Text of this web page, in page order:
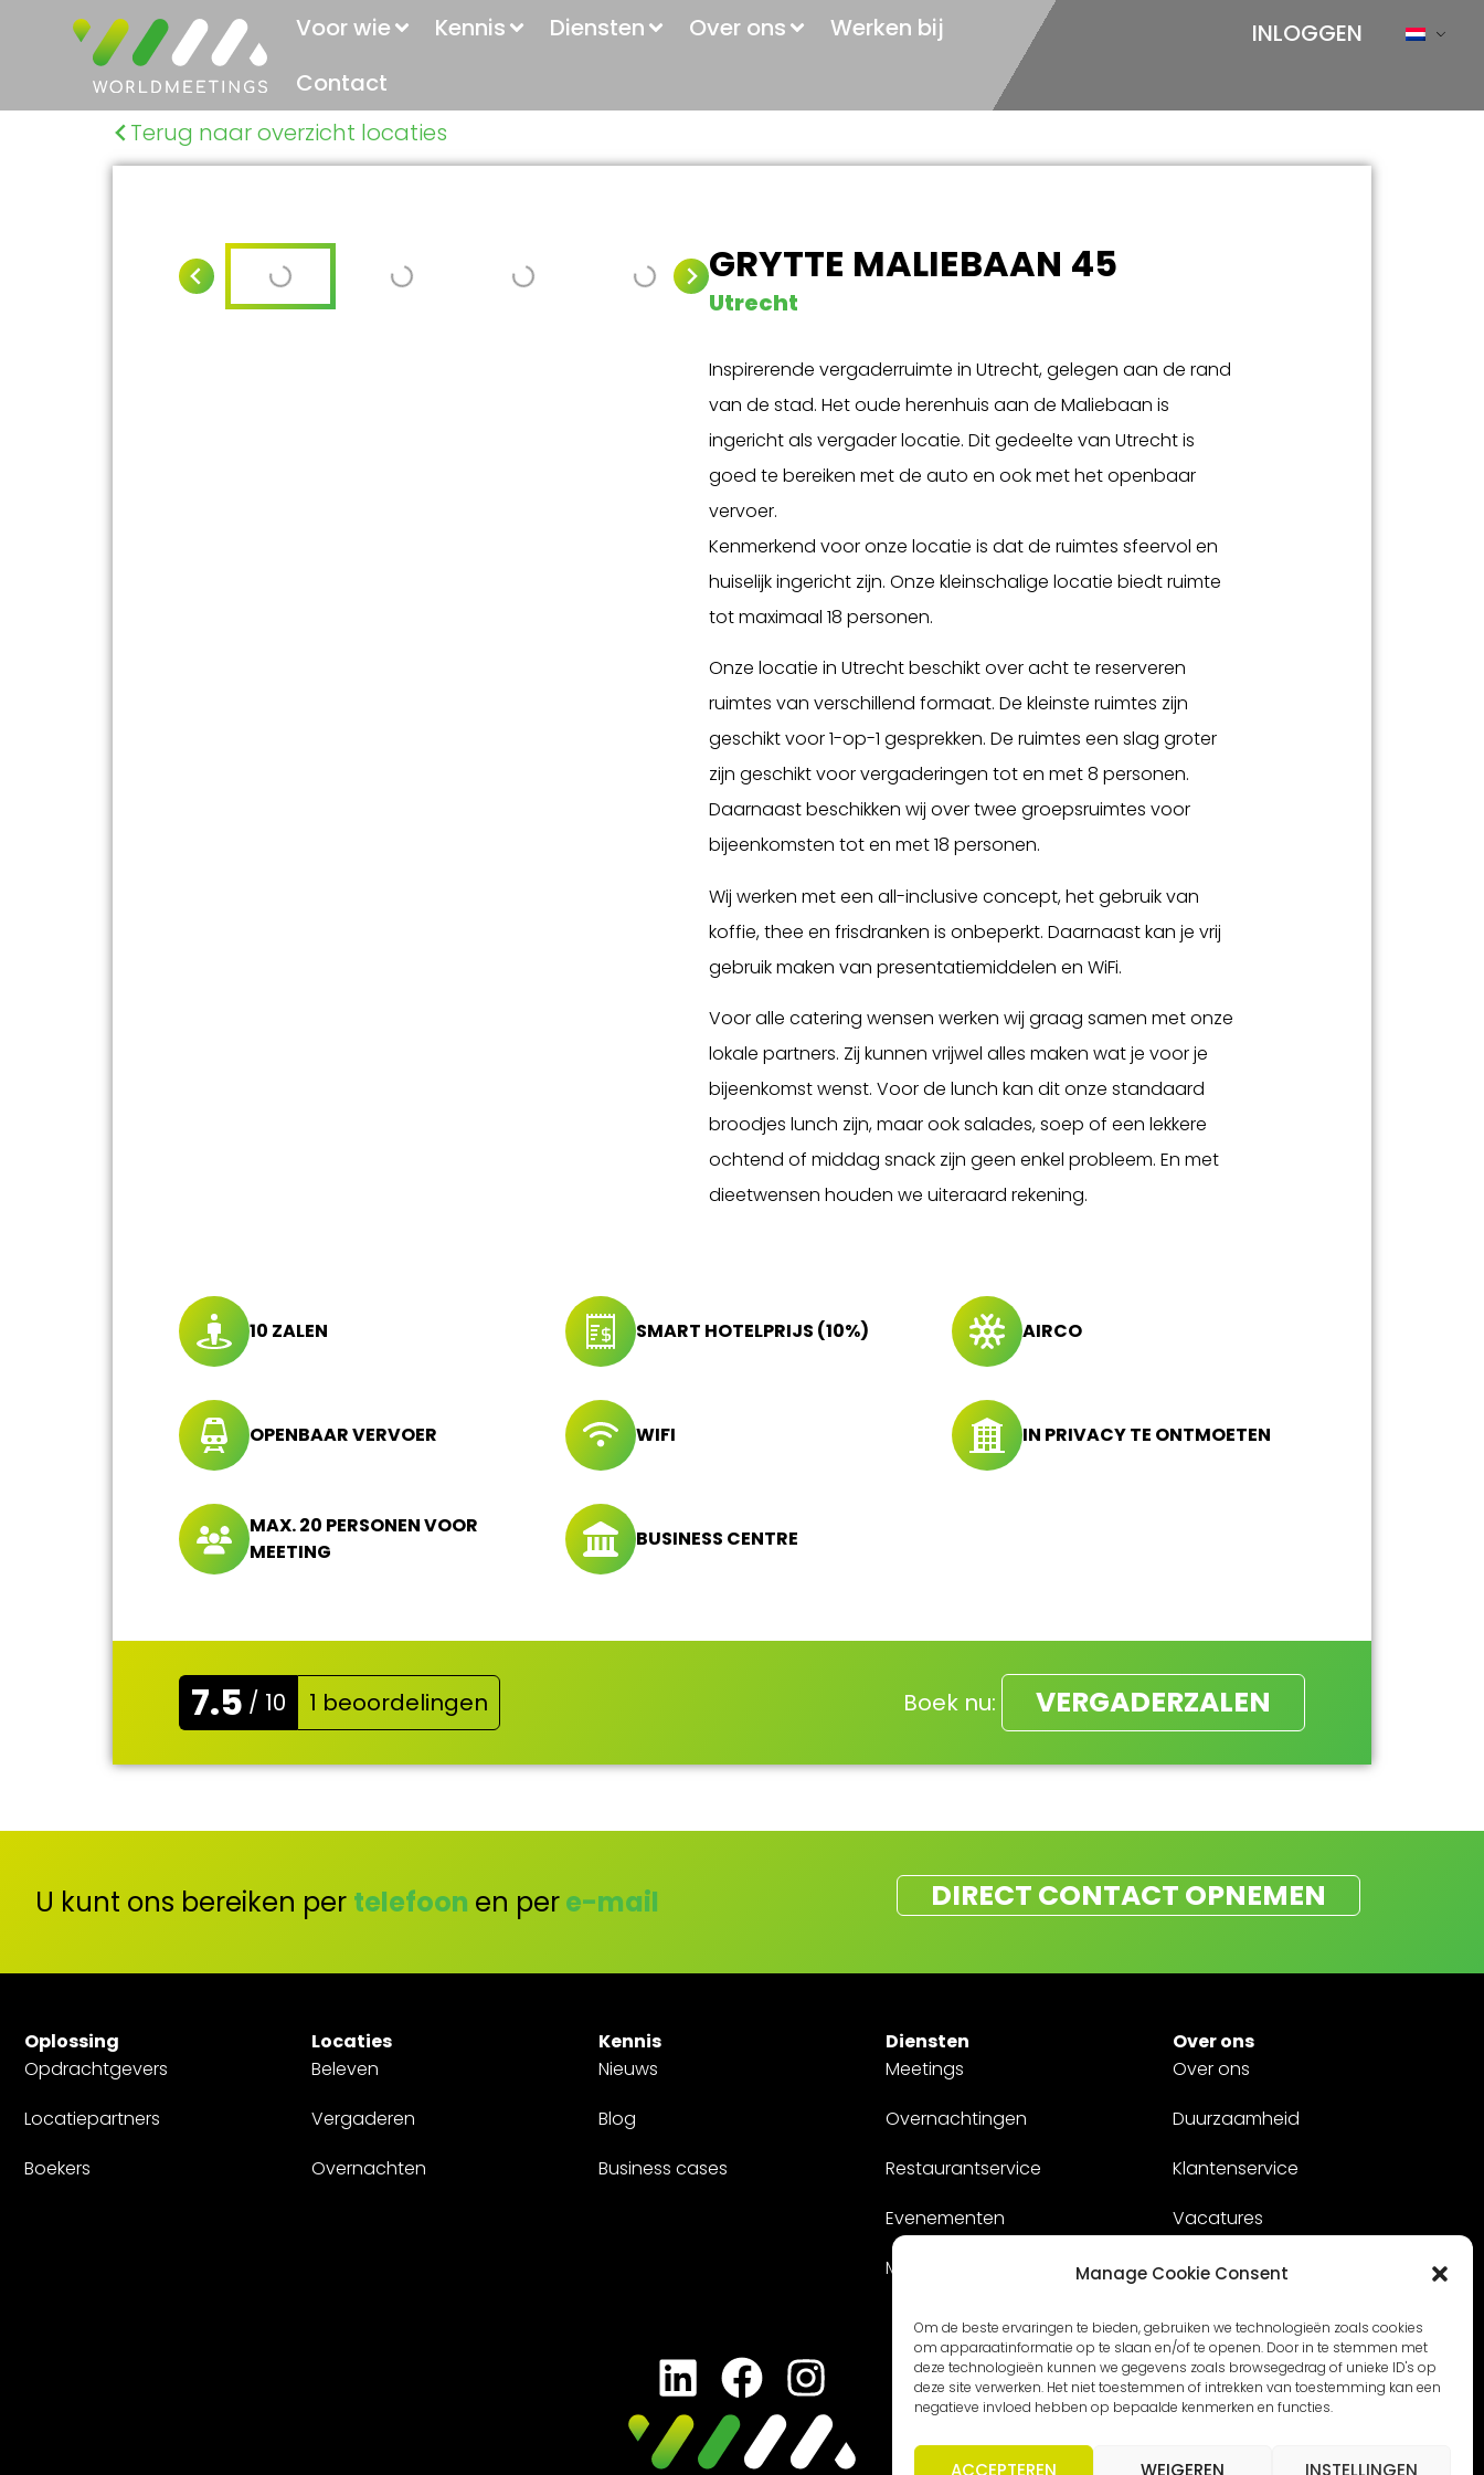
Manage Cookie Consent
Om de beste ervaringen te bieden, gebruiken we technologieën zoals cookies
om apparaatinformatie op te slaan en/of te openen. Door in te stemmen met
deze technologieën kunnen we gegevens zoals browsegedrag of unieke ID's op
deze site verwerken. Het niet toestemmen of intrekken van toestemming kan een
negatieve invloed hebben op bepaalde kenmerken en functies.
ACCEPTEREN WEIGEREN INSTELLINGEN
INLOGGEN
Voor wie Kennis Diensten Over ons
Werken bij
Contact
Terug naar overzicht locaties
GRYTTE MALIEBAAN 45
Utrecht
Inspirerende vergaderruimte in Utrecht, gelegen aan de rand
van de stad. Het oude herenhuis aan de Maliebaan is
ingericht als vergader locatie. Dit gedeelte van Utrecht is
goed te bereiken met de auto en ook met het openbaar
vervoer.
Kenmerkend voor onze locatie is dat de ruimtes sfeervol en
huiselijk ingericht zijn. Onze kleinschalige locatie biedt ruimte
tot maximaal 18 personen.
Onze locatie in Utrecht beschikt over acht te reserveren
ruimtes van verschillend formaat. De kleinste ruimtes zijn
geschikt voor 1-op-1 gesprekken. De ruimtes een slag groter
zijn geschikt voor vergaderingen tot en met 8 personen.
Daarnaast beschikken wij over twee groepsruimtes voor
bijeenkomsten tot en met 18 personen.
Wij werken met een all-inclusive concept, het gebruik van
koffie, thee en frisdranken is onbeperkt. Daarnaast kan je vrij
gebruik maken van presentatiemiddelen en WiFi.
Voor alle catering wensen werken wij graag samen met onze
lokale partners. Zij kunnen vrijwel alles maken wat je voor je
bijeenkomst wenst. Voor de lunch kan dit onze standaard
broodjes lunch zijn, maar ook salades, soep of een lekkere
ochtend of middag snack zijn geen enkel probleem. En met
dieetwensen houden we uiteraard rekening.
10 ZALEN SMART HOTELPRIJS (10%) AIRCO
OPENBAAR VERVOER WIFI IN PRIVACY TE ONTMOETEN
MAX. 20 PERSONEN VOOR
MEETING
BUSINESS CENTRE
7.5 / 10 1 beoordelingen Boek nu: VERGADERZALEN
U kunt ons bereiken per telefoon en pere-mail DIRECT CONTACT OPNEMEN
Oplossing
Opdrachtgevers
Locatiepartners
Boekers
Locaties
Beleven
Vergaderen
Overnachten
Kennis
Nieuws
Blog
Business cases
Diensten
Meetings
Overnachtingen
Restaurantservice
Evenementen
Maatwerk
Over ons
Over ons
Duurzaamheid
Klantenservice
Vacatures
Contact